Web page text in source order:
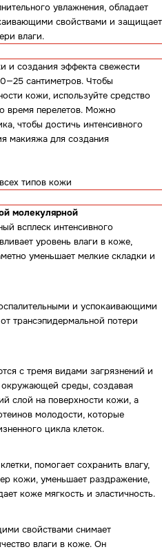
увлажнения, обладает
свойствами и защищает
влаги.
и создания эффекта свежести
сантиметров. Чтобы
кожи, используйте средство
время перелетов. Можно
чтобы достичь интенсивного
макияжа для создания
типов кожи
молекулярной
всплеск интенсивного
уровень влаги в коже,
уменьшает мелкие складки и
и успокаивающими
трансэпидермальной потери
с тремя видами загрязнений и
среды, создавая
слой на поверхности кожи, а
молодости, которые
цикла клеток.
помогает сохранить влагу,
кожи, уменьшает раздражение,
коже мягкость и эластичность.
свойствами снимает
влаги в коже. Он